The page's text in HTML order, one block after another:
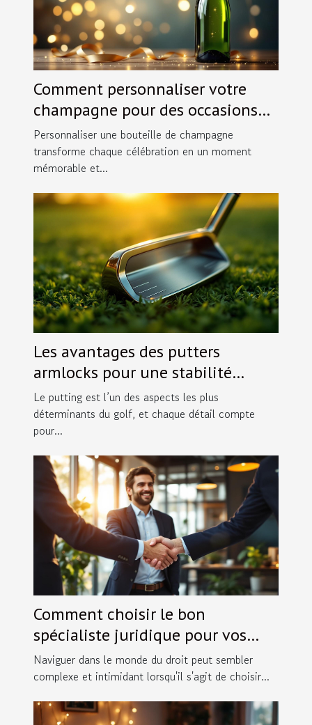
Comment personnaliser votre
champagne pour des occasions
spéciales ?
Personnaliser une bouteille de champagne
transforme chaque célébration en un moment
mémorable et...
Les avantages des putters
armlocks pour une stabilité
accrue
Le putting est l’un des aspects les plus
déterminants du golf, et chaque détail compte
pour...
Comment choisir le bon
spécialiste juridique pour vos
besoins spécifiques ?
Naviguer dans le monde du droit peut sembler
complexe et intimidant lorsqu'il s'agit de choisir...